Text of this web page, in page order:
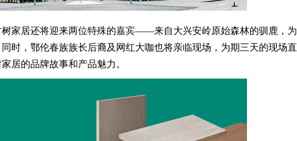
居还将迎来两位特殊的嘉宾——来自大兴安岭原始森林的驯鹿，为
时，鄂伦春族族长后裔及网红大咖也将亲临现场，为期三天的现场直
居的品牌故事和产品魅力。